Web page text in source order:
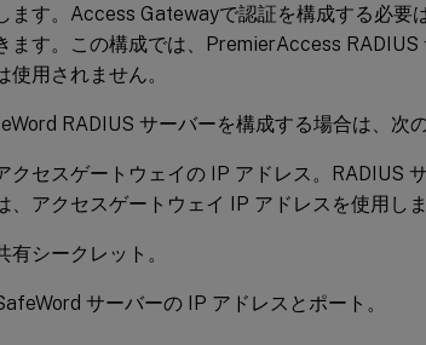
ます。Access Gatewayで認証を構成する必
ます。この構成では、PremierAccess
使用されません。
RADIUS サーバーを構成する場合は、次
クセスゲートウェイの IP アドレス。RADIUS
、アクセスゲートウェイ IP アドレスを使用しま
有シークレット。
サーバーの IP アドレスとポート。